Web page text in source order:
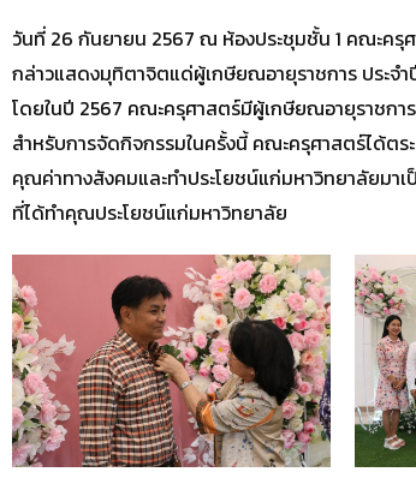
วันที่ 26 กันยายน 2567 ณ ห้องประชุมชั้น 1 คณะครุ
กล่าวแสดงมุทิตาจิตแด่ผู้เกษียณอายุราชการ ประจำ
โดยในปี 2567 คณะครุศาสตร์มีผู้เกษียณอายุราชก
สำหรับการจัดกิจกรรมในครั้งนี้ คณะครุศาสตร์ได้ต
คุณค่าทางสังคมและทำประโยชน์แก่มหาวิทยาลัยมา
ที่ได้ทำคุณประโยชน์แก่มหาวิทยาลัย